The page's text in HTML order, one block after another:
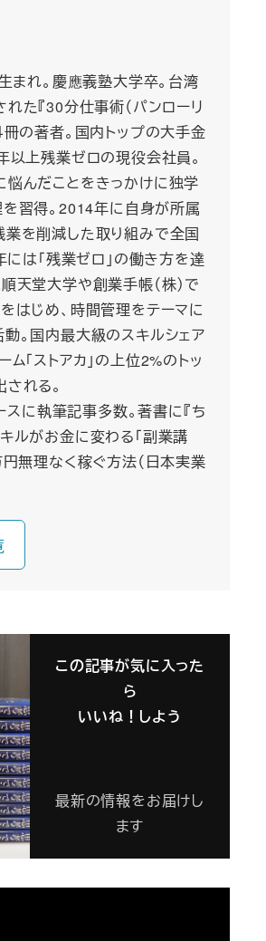
まれ。慶應義塾大学卒。台湾
た『30分仕事術（パンローリ
冊の著者。国内トップの大手金
以上残業ゼロの現役会社員。
悩んだことをきっかけに独学
を習得。2014年に自身が所属
業を削減した取り組みで全国
は「残業ゼロ」の働き方を達
天堂大学や創業手帳（株）で
はじめ、時間管理をテーマに
。国内最大級のスキルシェア
ム「ストアカ」の上位2%のトッ
れる。
に執筆記事多数。著書に『ち
ルがお金に変わる「副業講
無理なく稼ぐ方法（日本実業
この記事が気に入った
ら
いいね！しよう
最新の情報をお届けし
ます